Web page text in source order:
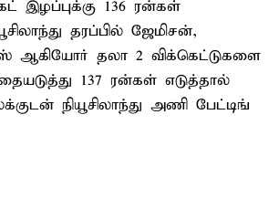
இழப்புக்கு 136 ரன்கள்
தரப்பில் ஜேமிசன்,
ஆகியோர் தலா 2 விக்கெட்டுகளை
137 ரன்கள் எடுத்தால்
நியூசிலாந்து அணி பேட்டிங்